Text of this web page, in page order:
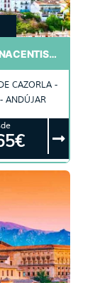
JAÉN, ÚBEDA Y BAEZA «TRIÁNGULO RENACENTISTA»
CAZORLA -
ANDÚJAR